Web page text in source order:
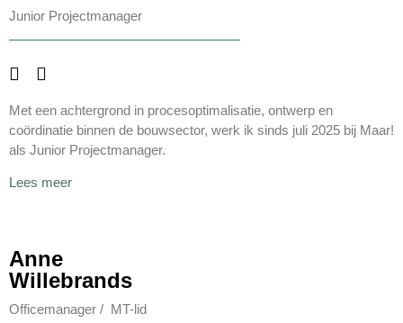
Junior Projectmanager
Met een achtergrond in procesoptimalisatie, ontwerp en
coördinatie binnen de bouwsector, werk ik sinds juli 2025 bij Maar!
als Junior Projectmanager.
Lees meer
Anne
Willebrands
Officemanager / MT-lid